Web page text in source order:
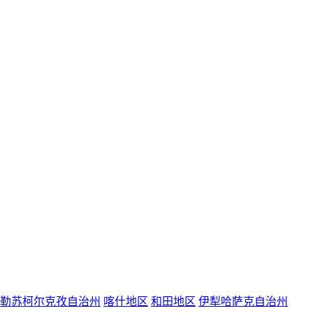
苏柯尔克孜自治州 喀什地区 和田地区 伊犁哈萨克自治州